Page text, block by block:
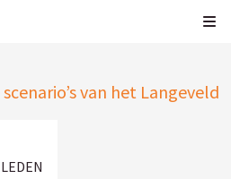
van het Langeveld